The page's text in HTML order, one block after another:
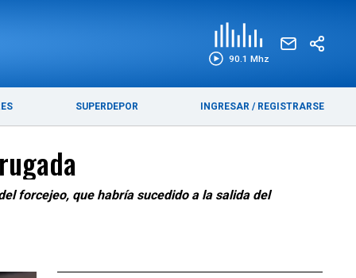
90.1 Mhz
SUPERDEPOR INGRESAR / REGISTRARSE
forcejeo, que habría sucedido a la salida del